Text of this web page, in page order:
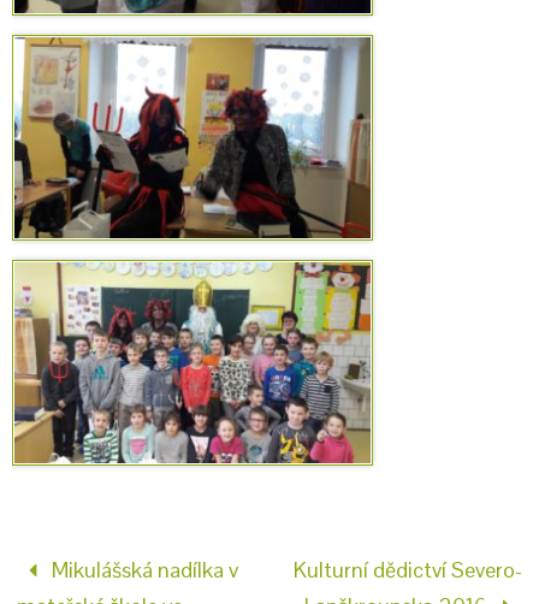
Mikulášská nadílka v
Kulturní dědictví Severo-